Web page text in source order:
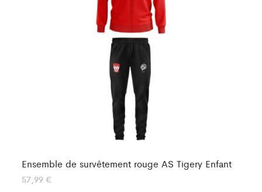
Ensemble de survêtement rouge AS Tigery Enfant
57,99 €